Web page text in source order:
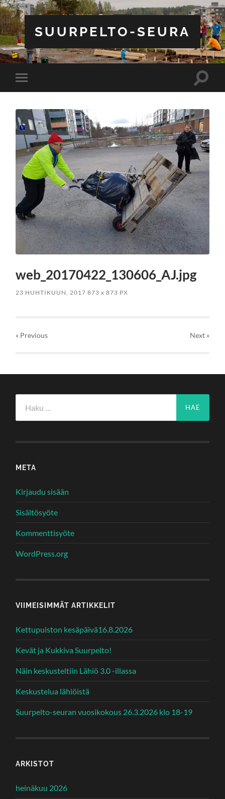
SUURPELTO-SEURA
Toggle
mobile
Toggle
web_20170422_130606_AJ.jpg
23 HUHTIKUUN, 2017 873x 873 PX
« Previous Next»
META
Kirjaudu sisään
Sisältösyöte
Kommenttisyöte
WordPress.org
VIIMEISIMMÄT ARTIKKELIT
Kettupuiston kesäpäivä16.8.2026
Kevät ja Kukkiva Suurpelto!
Näin keskusteltiin Lähiö 3.0 -illassa
Keskustelua lähiöistä
Suurpelto-seuran vuosikokous 26.3.2026 klo 18-19
ARKISTOT
heinäkuu 2026